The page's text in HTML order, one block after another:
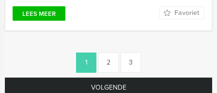
LEES MEER Favoriet
1 2 3
VOLGENDE